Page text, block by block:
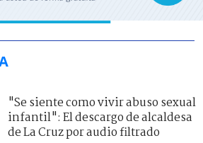
"Se siente como vivir abuso sexual
infantil": El descargo de alcaldesa
de La Cruz por audio filtrado